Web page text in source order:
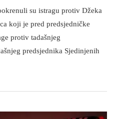
su istragu protiv Džeka
koji je pred predsjedničke
protiv tadašnjeg
predsjednika Sjedinjenih